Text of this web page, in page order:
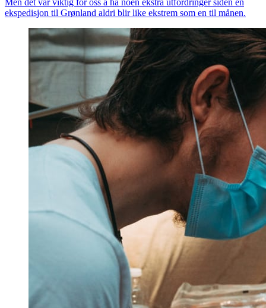
ekspedisjon til Grønland aldri blir like ekstrem som en til månen.